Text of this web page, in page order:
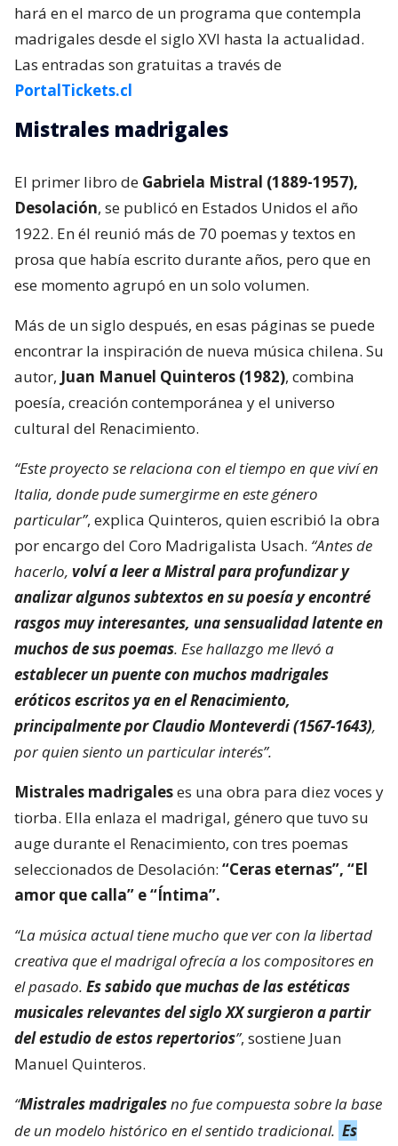
hará en el marco de un programa que contempla
madrigales desde el siglo XVI hasta la actualidad.
Las entradas son gratuitas a través de
PortalTickets.cl
Mistrales madrigales
El primer libro de Gabriela Mistral (1889-1957),
Desolación, se publicó en Estados Unidos el año
1922. En él reunió más de 70 poemas y textos en
prosa que había escrito durante años, pero que en
ese momento agrupó en un solo volumen.
Más de un siglo después, en esas páginas se puede
encontrar la inspiración de nueva música chilena. Su
autor, Juan Manuel Quinteros (1982), combina
poesía, creación contemporánea y el universo
cultural del Renacimiento.
“Este proyecto se relaciona con el tiempo en que viví en
Italia, donde pude sumergirme en este género
particular”, explica Quinteros, quien escribió la obra
por encargo del Coro Madrigalista Usach. “Antes de
hacerlo, volví a leer a Mistral para profundizar y
analizar algunos subtextos en su poesía y encontré
rasgos muy interesantes, una sensualidad latente en
muchos de sus poemas. Ese hallazgo me llevó a
establecer un puente con muchos madrigales
eróticos escritos ya en el Renacimiento,
principalmente por Claudio Monteverdi (1567-1643),
por quien siento un particular interés”.
Mistrales madrigaleses una obra para diez voces y
tiorba. Ella enlaza el madrigal, género que tuvo su
auge durante el Renacimiento, con tres poemas
seleccionados de Desolación: “Ceras eternas”, “El
amor que calla” e “Íntima”.
“La música actual tiene mucho que ver con la libertad
creativa que el madrigal ofrecía a los compositores en
el pasado. Es sabido que muchas de las estéticas
musicales relevantes del siglo XX surgieron a partir
del estudio de estos repertorios”, sostiene Juan
Manuel Quinteros.
“Mistrales madrigalesno fue compuesta sobre la base
de un modelo histórico en el sentido tradicional. Es